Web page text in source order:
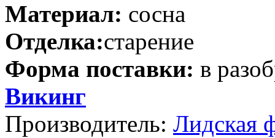
Материал: сосна
Отделка:старение
Форма поставки: в
Викинг
Производитель: Лидская